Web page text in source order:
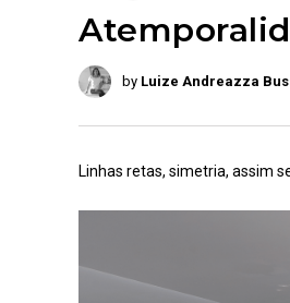
by Luize Andreazza
Linhas retas, simetria, assim